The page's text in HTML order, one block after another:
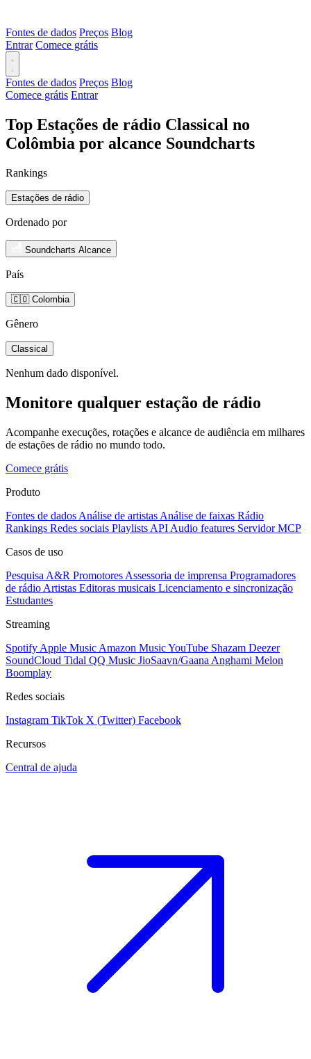
Fontes de dados Preços Blog
Entrar Comece grátis
Fontes de dados Preços Blog
Comece grátis Entrar
Top Estações de rádio Classical no
Colômbia por alcance Soundcharts
Rankings
Estações de rádio
Ordenado por
Soundcharts Alcance
País
🇨🇴 Colombia
Gênero
Classical
Nenhum dado disponível.
Monitore qualquer estação de rádio
Acompanhe execuções, rotações e alcance de audiência em milhares
de estações de rádio no mundo todo.
Comece grátis
Produto
Fontes de dados Análise de artistas Análise de faixas Rádio
Rankings Redes sociais Playlists API Audio features Servidor MCP
Casos de uso
Pesquisa A&R Promotores Assessoria de imprensa Programadores
de rádio Artistas Editoras musicais Licenciamento e sincronização
Estudantes
Streaming
Spotify Apple Music Amazon MusicYouTube Shazam Deezer
SoundCloud Tidal QQ Music JioSaavn/Gaana Anghami Melon
Boomplay
Redes sociais
Instagram TikTok X (Twitter) Facebook
Recursos
Central de ajuda